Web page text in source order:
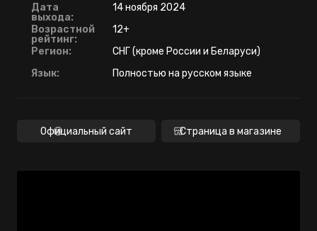
Дата
выхода:
14 ноября 2024
Возрастной
рейтинг:
12+
Регион:
СНГ (кроме России и Беларуси)
Язык:
Полностью на русском языке
Официальный сайт Страница в магазине